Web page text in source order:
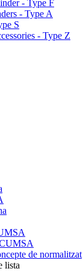
- Type F
- Type A
S
- Type Z
de normalitzat
lista